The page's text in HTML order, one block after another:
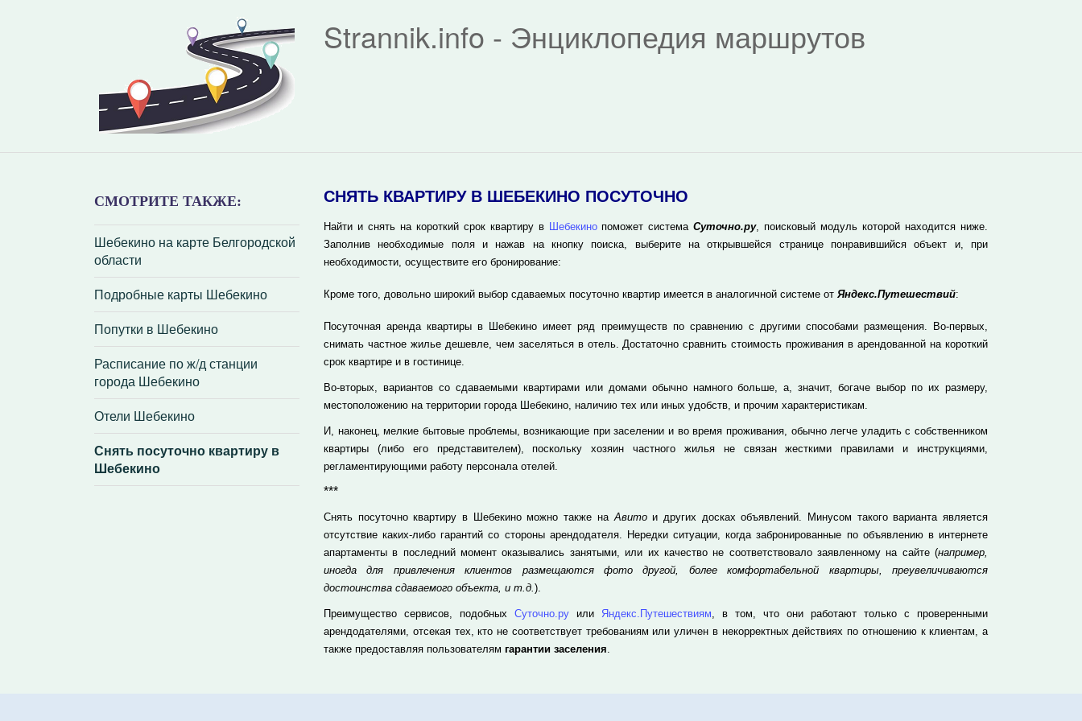
Strannik.info - Энциклопедия маршрутов
СМОТРИТЕ ТАКЖЕ:
Шебекино на карте Белгородской
области
Подробные карты Шебекино
Попутки в Шебекино
Расписание по ж/д станции
города Шебекино
Отели Шебекино
Снять посуточно квартиру в
Шебекино
СНЯТЬ КВАРТИРУ В ШЕБЕКИНО ПОСУТОЧНО
Найти и снять на короткий срок квартиру в Шебекинопоможет системаСуточно.ру, поисковый модуль которой находится ниже.
Заполнив необходимые поля и нажав на кнопку поиска, выберите на открывшейся странице понравившийся объект и, при
необходимости, осуществите его бронирование:
Кроме того, довольно широкий выбор сдаваемых посуточно квартир имеется в аналогичной системе от Яндекс.Путешествий:
Посуточная аренда квартиры в Шебекино имеет ряд преимуществ по сравнению с другими способами размещения. Во-первых,
снимать частное жилье дешевле, чем заселяться в отель. Достаточно сравнить стоимость проживания в арендованной на короткий
срок квартире и в гостинице.
Во-вторых, вариантов со сдаваемыми квартирами или домами обычно намного больше, а, значит, богаче выбор по их размеру,
местоположению на территории города Шебекино, наличию тех или иных удобств, и прочим характеристикам.
И, наконец, мелкие бытовые проблемы, возникающие при заселении и во время проживания, обычно легче уладить с собственником
квартиры (либо его представителем), поскольку хозяин частного жилья не связан жесткими правилами и инструкциями,
регламентирующими работу персонала отелей.
***
Снять посуточно квартиру в Шебекино можно также наАвитои других досках объявлений. Минусом такого варианта является
отсутствие каких-либо гарантий со стороны арендодателя. Нередки ситуации, когда забронированные по объявлению в интернете
апартаменты в последний момент оказывались занятыми, или их качество не соответствовало заявленному на сайте (например,
иногда для привлечения клиентов размещаются фото другой, более комфортабельной квартиры, преувеличиваются
достоинства сдаваемого объекта, и т.д.).
Преимущество сервисов, подобных Суточно.ру или Яндекс.Путешествиям, в том, что они работают только с проверенными
арендодателями, отсекая тех, кто не соответствует требованиям или уличен в некорректных действиях по отношению к клиентам, а
также предоставляя пользователям гарантии заселения.